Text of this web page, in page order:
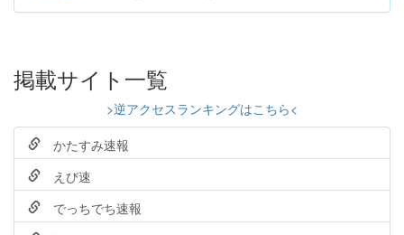
掲載サイト一覧
>逆アクセスランキングはこちら<
かたすみ速報
えび速
でっちでち速報